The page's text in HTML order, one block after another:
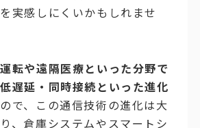
実感しにくいかもしれませ
転や遠隔医療といった分野で
遅延・同時接続といった進化
で、この通信技術の進化は大
、倉庫システムやスマートシ